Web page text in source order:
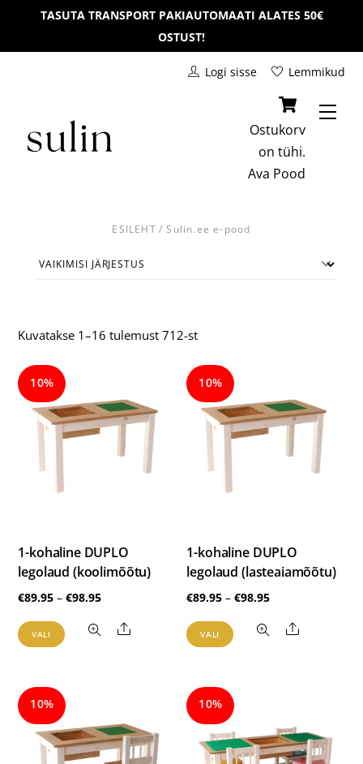
content
TASUTA TRANSPORT PAKIAUTOMAATI ALATES 50€
OSTUST!
Logi sisse Lemmikud
Ostukorv
on tühi.
Ava Pood
ESILEHT/ Sulin.ee e-pood
Kuvatakse 1–16 tulemust 712-st
10%
1-kohaline DUPLO
legolaud (koolimõõtu)
€89.95 – €98.95Hinnavahemik:
€89.95
kuni
VALI
Sellel
Valikuid
saab
Share
10%
1-kohaline DUPLO
legolaud (lasteaiamõõtu)
€89.95 – €98.95Hinnavahemik:
€89.95
kuni
VALI
Sellel
Valikuid
saab
Share
10% 10%